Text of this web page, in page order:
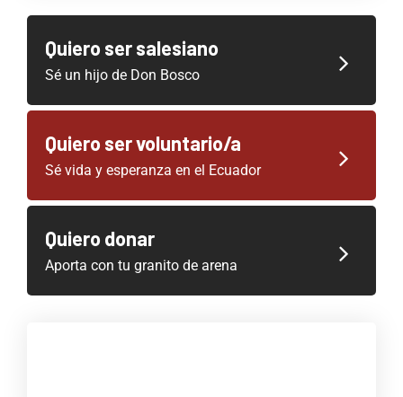
Quiero ser salesiano
Sé un hijo de Don Bosco
Quiero ser voluntario/a
Sé vida y esperanza en el Ecuador
Quiero donar
Aporta con tu granito de arena